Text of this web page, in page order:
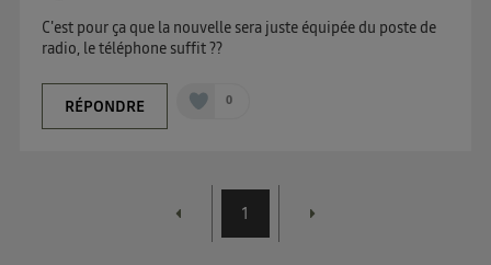
C'est pour ça que la nouvelle sera juste équipée du poste de
radio, le téléphone suffit ??
RÉPONDRE 0
1